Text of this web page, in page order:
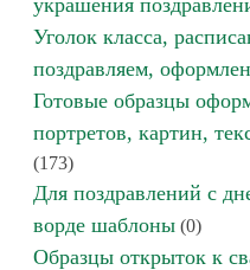
украшения
Уголок класса,
поздравляем,
Готовые образцы
портретов, картин,
(173)
Для поздравлений с
ворде шаблоны (0)
Образцы открыток к